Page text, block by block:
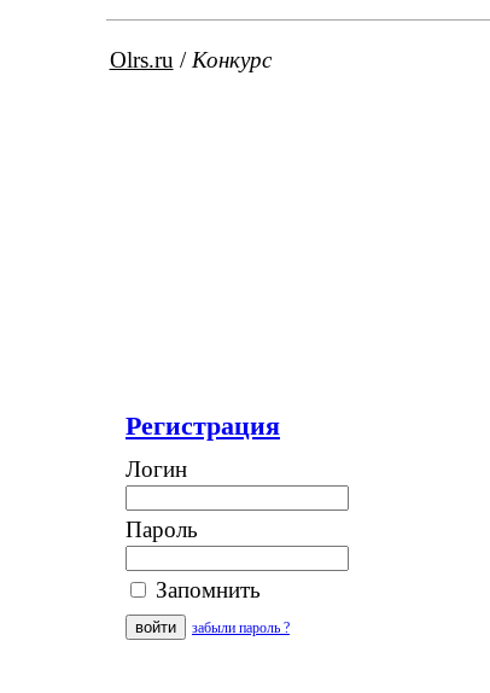
Olrs.ru / Конкурс
Регистрация
Логин
Пароль
Запомнить
забыли пароль ?